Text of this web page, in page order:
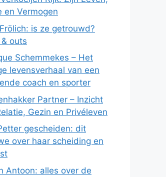
en Vermogen
is ze getrouwd?
outs
Schemmekes – Het
levensverhaal van een
coach en sporter
Partner – Inzicht
Gezin en Privéleven
gescheiden: dit
over haar scheiding en
Antoon: alles over de